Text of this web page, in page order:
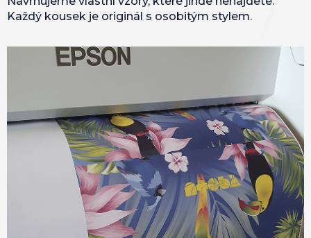
Každý kousek je originál s osobitým stylem.